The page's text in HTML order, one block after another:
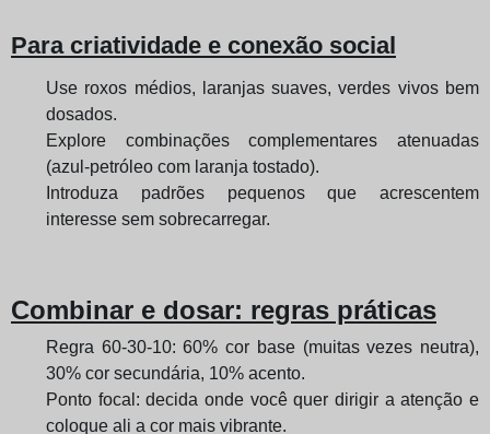
Para criatividade e conexão social
Use roxos médios, laranjas suaves, verdes vivos bem
dosados.
Explore combinações complementares atenuadas
(azul-petróleo com laranja tostado).
Introduza padrões pequenos que acrescentem
interesse sem sobrecarregar.
Combinar e dosar: regras práticas
Regra 60-30-10: 60% cor base (muitas vezes neutra),
30% cor secundária, 10% acento.
Ponto focal: decida onde você quer dirigir a atenção e
coloque ali a cor mais vibrante.